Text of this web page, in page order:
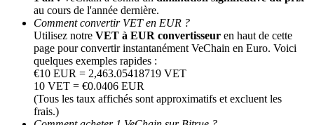
au cours de l'année dernière.
Comment convertir VET en EUR ?
Utilisez notre VET à EUR convertisseur en haut de cette
page pour convertir instantanément VeChain en Euro. Voici
quelques exemples rapides :
€10 EUR = 2,463.05418719 VET
10 VET = €0.0406 EUR
(Tous les taux affichés sont approximatifs et excluent les
frais.)